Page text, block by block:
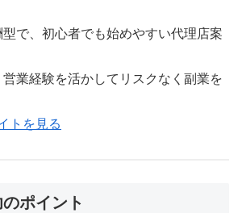
型で、初心者でも始めやすい代理店案
営業経験を活かしてリスクなく副業を
トを見る
ポイント